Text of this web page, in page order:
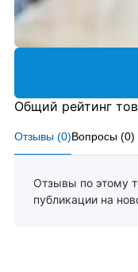
Отзывы (0)Вопросы (0)
Отзывы по этому
публикации на
Общий рейтинг